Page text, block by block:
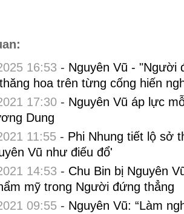
16:53 - Nguyên Vũ - "Người
hoa trên từng cống hiến
17:30- Nguyên Vũ áp lực
Dung
11:55- Phi Nhung tiết lộ sở
Vũ như điếu đổ'
14:53 - Chu Bin bị Nguyên
mỹ trong Người đứng thẳng
09:55- Nguyên Vũ: “Làm